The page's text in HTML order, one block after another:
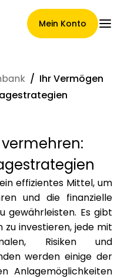
Mein Konto
der
/ Ihr Vermögen
effizientes Mittel, um
und die finanzielle
gewährleisten. Es gibt
investieren, jede mit
Risiken und
werden einige der
Anlagemöglichkeiten